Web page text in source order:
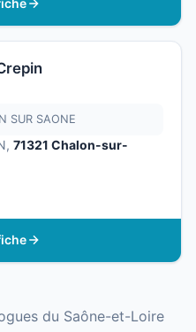
SUR SAONE
71321 Chalon-sur-
du Saône-et-Loire